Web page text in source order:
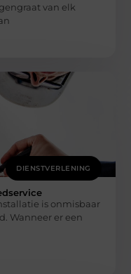
van elk
DIENSTVERLENING
is onmisbaar
Wanneer er een